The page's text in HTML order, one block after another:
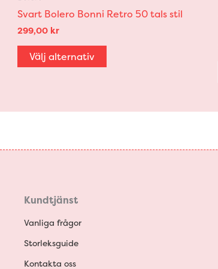
Svart Bolero Bonni Retro 50 tals stil
299,00 kr
Välj alternativ
Kundtjänst
Vanliga frågor
Storleksguide
Kontakta oss